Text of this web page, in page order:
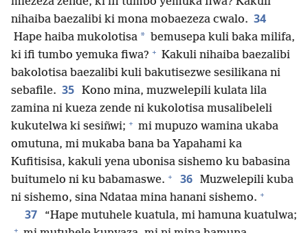
nihaiba baezalibi ki mona mobaezeza cwalo. 34
Hape haiba mukolotisa * bemusepa kuli baka milifa,
ki ifi tumbo yemuka fiwa? + Kakuli nihaiba baezalibi
bakolotisa baezalibi kuli bakutisezwe sesilikana ni
sebafile. 35 Kono mina, muzwelepili kulata lila
zamina ni kueza zende ni kukolotisa musalibeleli
kukutelwa ki sesiñwi; + mi mupuzo wamina ukaba
omutuna, mi mukaba bana ba Yapahami ka
Kufitisisa, kakuli yena ubonisa sishemo ku babasina
buitumelo ni ku babamaswe. + 36 Muzwelepili kuba
ni sishemo, sina Ndataa mina hanani sishemo. +
37 “Hape mutuhele kuatula, mi hamuna kuatulwa;
+